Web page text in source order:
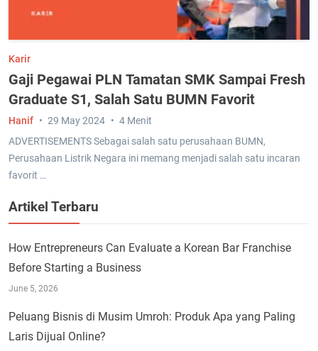
Karir
Gaji Pegawai PLN Tamatan SMK Sampai Fresh
Graduate S1, Salah Satu BUMN Favorit
ADVERTISEMENTS Sebagai salah satu perusahaan BUMN,
Perusahaan Listrik Negara ini memang menjadi salah satu incaran
favorit …
Hanif 29 May 2024 4 Menit
Artikel Terbaru
How Entrepreneurs Can Evaluate a Korean Bar Franchise
Before Starting a Business
June 5, 2026
Peluang Bisnis di Musim Umroh: Produk Apa yang Paling
Laris Dijual Online?